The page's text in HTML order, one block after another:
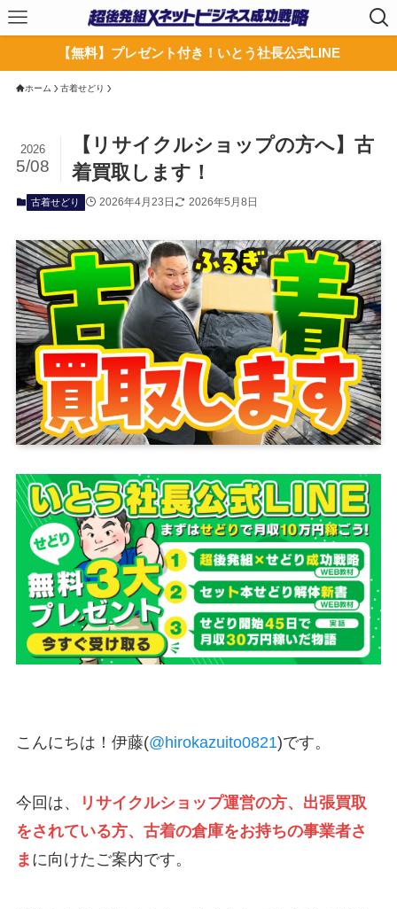
【無料】プレゼント付き！いとう社長公式LINE
ホーム 古着せどり
【リサイクルショップの方へ】古
着買取します！
2026
5/08
古着せどり 2026年4月23日 2026年5月8日
こんにちは！伊藤(@hirokazuito0821)です。
今回は、
リサイクルショップ運営の方、出張買取
をされている方、古着の倉庫をお持ちの事業者さ
ま に向けたご案内です。